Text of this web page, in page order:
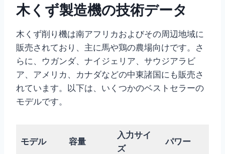
木くず製造機の技術データ
木くず削り機は南アフリカおよびその周辺地域に
販売されており、主に馬や鶏の農場向けです。さ
らに、ウガンダ、ナイジェリア、サウジアラビ
ア、アメリカ、カナダなどの中東諸国にも販売さ
れています。以下は、いくつかのベストセラーの
モデルです。
モデル 容量
入力サイ
ズ
パワー